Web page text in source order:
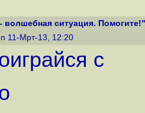
волшебная ситуация. Помогите!"
11-Мрт-13, 12:20
с